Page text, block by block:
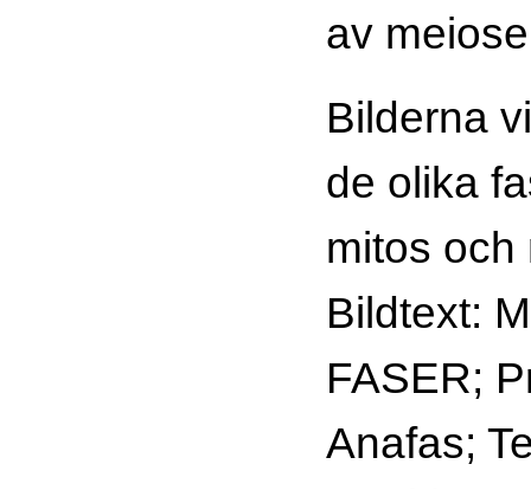
av
Bilderna
de olika
mitos och
Bildtext:
FASER;
Anafas;